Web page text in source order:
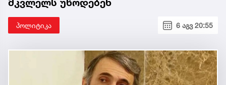
მკვლელს უწოდებენ
პოლიტიკა 6 აგვ 20:55